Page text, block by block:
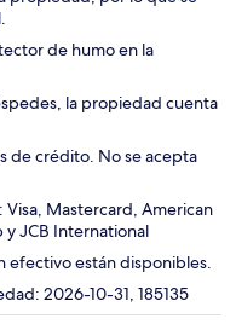
de humo en la
la propiedad cuenta
de crédito. No se acepta
Mastercard, American
y JCB International
efectivo están disponibles.
2026-10-31, 185135